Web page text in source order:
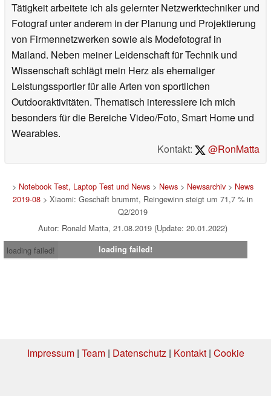
Tätigkeit arbeitete ich als gelernter Netzwerktechniker und
Fotograf unter anderem in der Planung und Projektierung
von Firmennetzwerken sowie als Modefotograf in
Mailand. Neben meiner Leidenschaft für Technik und
Wissenschaft schlägt mein Herz als ehemaliger
Leistungssportler für alle Arten von sportlichen
Outdooraktivitäten. Thematisch interessiere ich mich
besonders für die Bereiche Video/Foto, Smart Home und
Wearables.
Kontakt:
@RonMatta
> Notebook Test, Laptop Test und News> News> Newsarchiv> News
2019-08> Xiaomi: Geschäft brummt, Reingewinn steigt um 71,7 % in
Q2/2019
Autor: Ronald Matta, 21.08.2019 (Update: 20.01.2022)
loading failed!
loading failed!
Impressum| Team| Datenschutz| Kontakt| Cookie